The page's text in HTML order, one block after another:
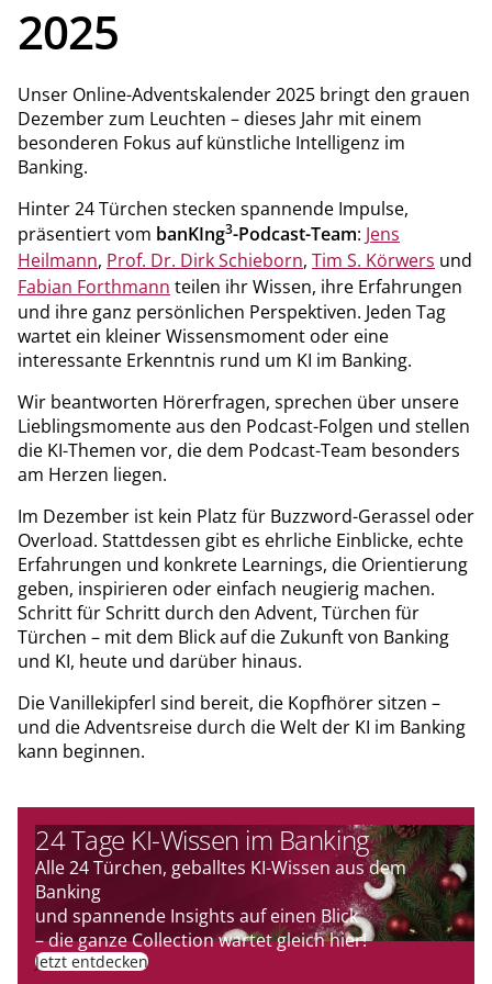
2025
Unser Online-Adventskalender 2025 bringt den grauen
Dezember zum Leuchten – dieses Jahr mit einem
besonderen Fokus auf künstliche Intelligenz im
Banking.
Hinter 24 Türchen stecken spannende Impulse,
präsentiert vom banKIng3-Podcast-Team: Jens
Heilmann, Prof. Dr. Dirk Schieborn, Tim S. Körwers und
Fabian Forthmann teilen ihr Wissen, ihre Erfahrungen
und ihre ganz persönlichen Perspektiven. Jeden Tag
wartet ein kleiner Wissensmoment oder eine
interessante Erkenntnis rund um KI im Banking.
Wir beantworten Hörerfragen, sprechen über unsere
Lieblingsmomente aus den Podcast-Folgen und stellen
die KI-Themen vor, die dem Podcast-Team besonders
am Herzen liegen.
Im Dezember ist kein Platz für Buzzword-Gerassel oder
Overload. Stattdessen gibt es ehrliche Einblicke, echte
Erfahrungen und konkrete Learnings, die Orientierung
geben, inspirieren oder einfach neugierig machen.
Schritt für Schritt durch den Advent, Türchen für
Türchen – mit dem Blick auf die Zukunft von Banking
und KI, heute und darüber hinaus.
Die Vanillekipferl sind bereit, die Kopfhörer sitzen –
und die Adventsreise durch die Welt der KI im Banking
kann beginnen.
24 Tage KI-Wissen im Banking
Alle 24 Türchen, geballtes KI-Wissen aus dem
Banking
und spannende Insights auf einen Blick
– die ganze Collection wartet gleich hier!
Jetzt entdecken